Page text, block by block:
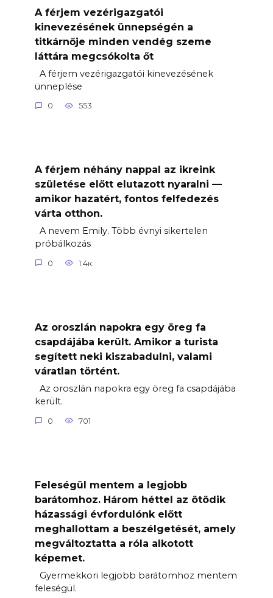
A férjem vezérigazgatói
kinevezésének ünnepségén a
titkárnője minden vendég szeme
láttára megcsókolta őt
A férjem vezérigazgatói kinevezésének
ünneplése
0 553
A férjem néhány nappal az ikreink
születése előtt elutazott nyaralni —
amikor hazatért, fontos felfedezés
várta otthon.
A nevem Emily. Több évnyi sikertelen
próbálkozás
0 1.4к.
Az oroszlán napokra egy öreg fa
csapdájába került. Amikor a turista
segített neki kiszabadulni, valami
váratlan történt.
Az oroszlán napokra egy öreg fa csapdájába
került.
0 701
Feleségül mentem a legjobb
barátomhoz. Három héttel az ötödik
házassági évfordulónk előtt
meghallottam a beszélgetését, amely
megváltoztatta a róla alkotott
képemet.
Gyermekkori legjobb barátomhoz mentem
feleségül.